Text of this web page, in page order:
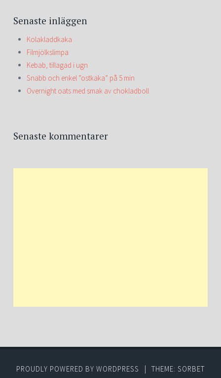
Senaste inläggen
Kolakladdkaka
Filmjölkslimpa
Kebab, tillagad i ugn
Snabb och enkel ”ostkaka” på 5 min
Overnight oats med smak av chokladboll
Senaste kommentarer
PROUDLY POWERED BY WORDPRESS |
THEME: SORBET